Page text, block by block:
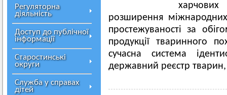
Регуляторна
діяльність
Доступ до публічної
інформації
Старостинські
округи
Служба у справах
дітей
розширення
простежуваності за
продукції тваринного
сучасна система
державний реєстр